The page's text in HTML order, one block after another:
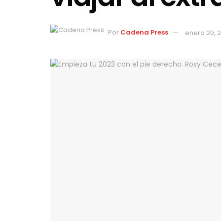
Por Cadena Press enero 20,